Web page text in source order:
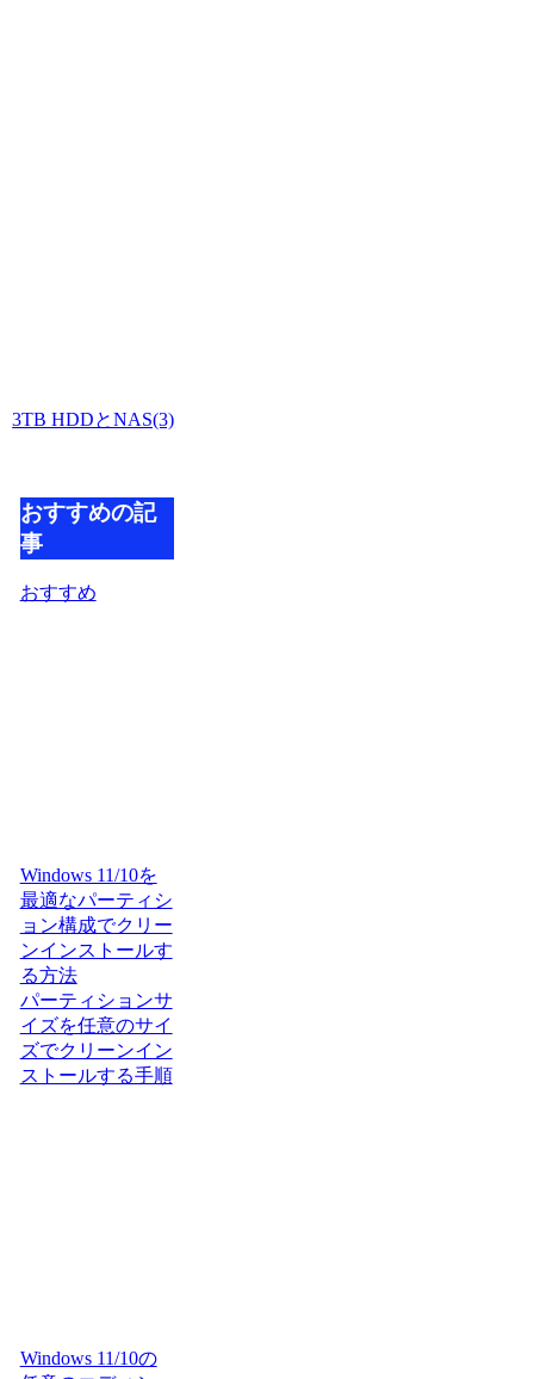
3TB HDDとNAS(3)
おすすめの記
事
おすすめ
Windows 11/10を
最適なパーティシ
ョン構成でクリー
ンインストールす
る方法
パーティションサ
イズを任意のサイ
ズでクリーンイン
ストールする手順
Windows 11/10の